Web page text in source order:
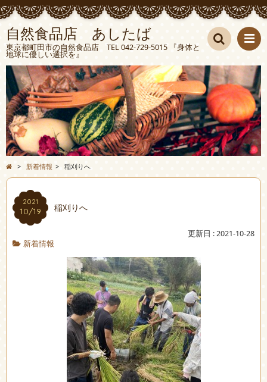
自然食品店 あしたば
東京都町田市の自然食品店 TEL 042-729-5015 『身体と
地球に優しい選択を』 検索
> 新着情報 > 稲刈りへ
2021
10/19 稲刈りへ
更新日 : 2021-10-28
新着情報